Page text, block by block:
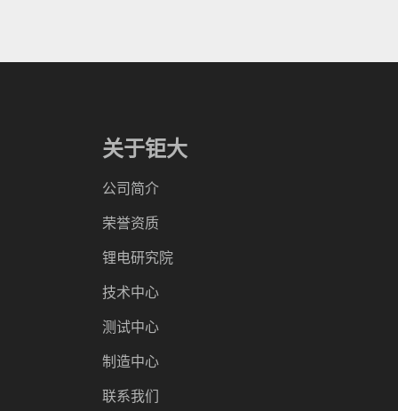
关于钜大
公司简介
荣誉资质
锂电研究院
技术中心
测试中心
制造中心
联系我们